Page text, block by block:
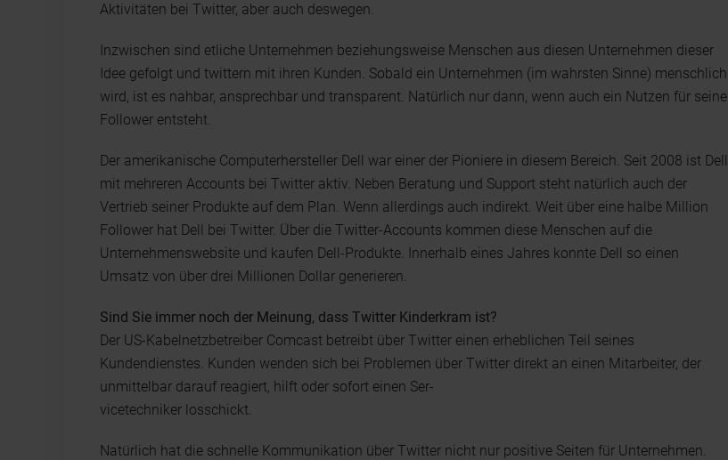
Aktivitäten bei Twitter, aber auch deswegen.
Inzwischen sind etliche Unternehmen beziehungsweise Menschen aus diesen Unternehmen dieser
Idee gefolgt und twittern mit ihren Kunden. Sobald ein Unternehmen (im wahrsten Sinne) menschlich
wird, ist es nahbar, ansprechbar und transparent. Natürlich nur dann, wenn auch ein Nutzen für seine
Follower entsteht.
Der amerikanische Computerhersteller Dell war einer der Pioniere in diesem Bereich. Seit 2008 ist Dell
mit mehreren Accounts bei Twitter aktiv. Neben Beratung und Support steht natürlich auch der
Vertrieb seiner Produkte auf dem Plan. Wenn allerdings auch indirekt. Weit über eine halbe Million
Follower hat Dell bei Twitter. Über die Twitter-Accounts kommen diese Menschen auf die
Unternehmenswebsite und kaufen Dell-Produkte. Innerhalb eines Jahres konnte Dell so einen
Umsatz von über drei Millionen Dollar generieren.
Sind Sie immer noch der Meinung, dass Twitter Kinderkram ist?
Der US-Kabelnetzbetreiber Comcast betreibt über Twitter einen erheblichen Teil seines
Kundendienstes. Kunden wenden sich bei Problemen über Twitter direkt an einen Mitarbeiter, der
unmittelbar darauf reagiert, hilft oder sofort einen Ser-
vicetechniker losschickt.
Natürlich hat die schnelle Kommunikation über Twitter nicht nur positive Seiten für Unternehmen.